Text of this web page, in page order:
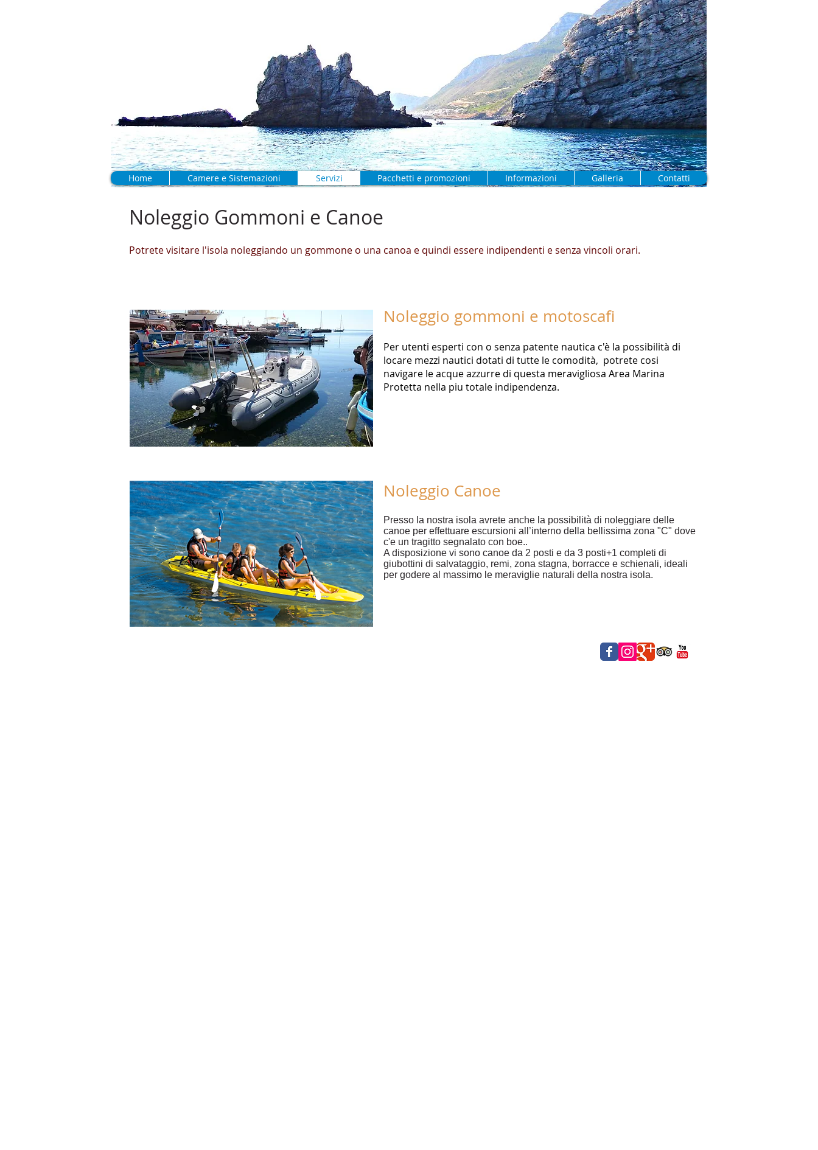
Home Camere e Sistemazioni Servizi Pacchetti e promozioni Informazioni Galleria Contatti
Noleggio Gommoni e Canoe
Potrete visitare l'isola noleggiando un gommone o una canoa e quindi essere indipendenti e senza vincoli orari.
Noleggio gommoni e motoscafi
Per utenti esperti con o senza patente nautica c'è la possibilità di
locare mezzi nautici dotati di tutte le comodità, potrete cosi
navigare le acque azzurre di questa meravigliosa Area Marina
Protetta nella piu totale indipendenza.
Noleggio Canoe
Presso la nostra isola avrete anche la possibilità di noleggiare delle
canoe per effettuare escursioni all’interno della bellissima zona "C" dove
c'e un tragitto segnalato con boe..
A disposizione vi sono canoe da 2 posti e da 3 posti+1 completi di
giubottini di salvataggio, remi, zona stagna, borracce e schienali, ideali
per godere al massimo le meraviglie naturali della nostra isola.